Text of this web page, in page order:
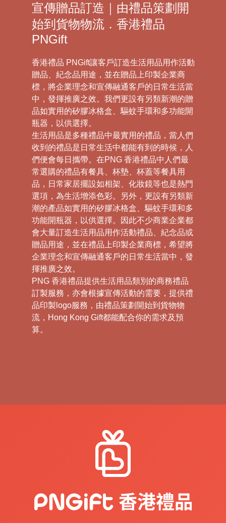
宣傳贈品訂造｜由禮品策劃開
始到貨物物流．香港禮品
PNGift
香港禮品 PNGift讓客戶訂造生活用品用作活動
贈品、紀念品用途，並在贈品上印製企業商
標，將企業理念和宣傳融通客戶的日常生活當
中，發揮推廣之效。我們更設有另類新潮的贈
品如實用的矽膠冰格盒、驅蚊手環和多功能開
瓶器，以供選擇。
生活用品是多種禮品中最實用的禮品，當人們
收到的禮品是日常生活中都能有到的時候，人
們便會每日攜帶。在PNG 香港禮品中人們最
常選購的禮品有餐具、杯墊、杯蓋等餐具用
品，日常家居擺設如相架、化妝鏡等也是熱門
選項，為生活增添色彩。另外，更設有另類新
潮的產品如實用的矽膠冰格盒、驅蚊手環和多
功能開瓶器，以供選擇。因此不少商業企業都
會大量訂造生活用品用作活動禮品、紀念品或
贈品用途，並在禮品上印製企業商標，希望將
企業理念和宣傳融通客戶的日常生活當中，發
揮推廣之效。
PNG 香港禮品提供生活用品類別的商務禮品
訂製服務，亦會根據宣傳活動的需要，提供禮
品印製logo服務，由禮品策劃開始到貨物物
流，Hong Kong Gift都能配合你的需求及預
算。
用品，讓客戶在贈與受贈之間找到深層的聯
繫，同時傳遞您的企業理念和文化。
的贈品或紀念品。這些定制的產品不僅可以印
有您的企業標誌，更能將企業的理念和宣傳自